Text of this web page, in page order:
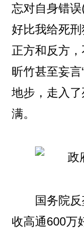
忘对自身错
好比我给死
正方和反方
昕竹甚至妄
地步，走入
满。
国务院
收高通600万